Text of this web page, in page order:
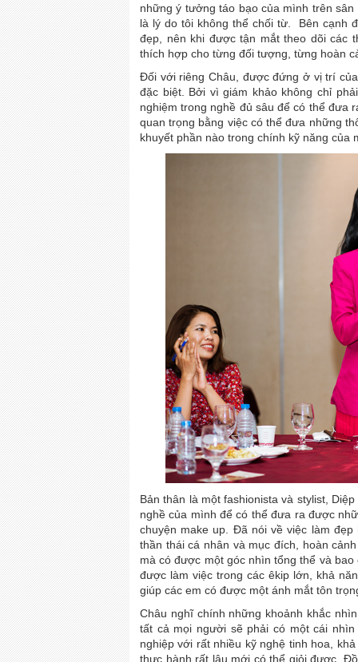
những ý tưởng táo bạo của mình trên
là lý do tôi không thể chối từ. Bên cạnh
đẹp, nên khi được tận mắt theo dõi các
thích hợp cho từng đối tượng, từng hoàn
Đối với riêng Châu, được đứng ở vị trí
đặc biệt. Bởi vì giám khảo không chỉ
nghiệm trong nghề đủ sâu để có thể đưa
quan trọng bằng việc có thể đưa những
khuyết phần nào trong chính kỹ năng của
Bản thân là một fashionista và stylist,
nghề của mình để có thể đưa ra được
chuyện make up. Đã nói về việc làm
thần thái cá nhân và mục đích, hoàn
mà có được một góc nhìn tổng thể và
được làm việc trong các êkip lớn, khả
giúp các em có được một ánh mắt tôn
Châu nghĩ chính những khoảnh khắc
tất cả mọi người sẽ phải có một cái
nghiệp với rất nhiều kỹ nghệ tinh hoa,
thực hành rất lâu mới có thể giỏi được.